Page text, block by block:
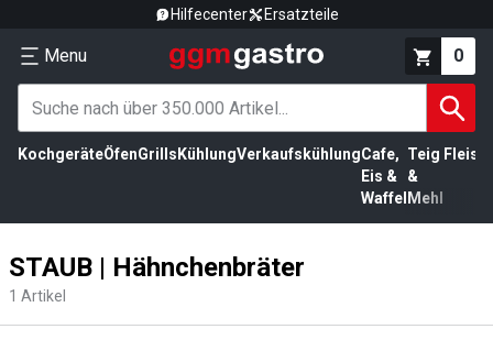
Hilfecenter Ersatzteile
Menu 0
KochgeräteÖfenGrills KühlungVerkaufskühlungCafe,
Eis &
Waffel
Teig
&
Mehl
STAUB | Hähnchenbräter
1 Artikel